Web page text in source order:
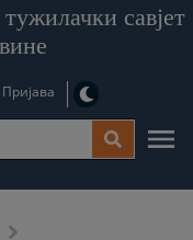
савјет
Пријава